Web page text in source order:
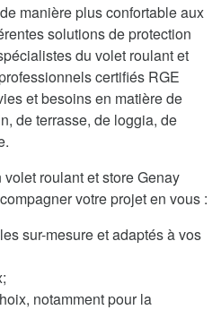
manière plus confortable aux
solutions de protection
du volet roulant et
certifiés RGE
et besoins en matière de
de terrasse, de loggia, de
roulant et store Genay
votre projet en vous :
sur-mesure et adaptés à vos
notamment pour la